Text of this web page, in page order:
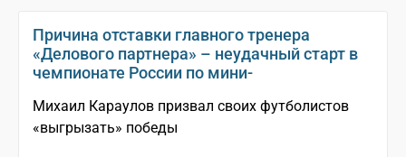
Причина отставки главного тренера
«Делового партнера» – неудачный старт в
чемпионате России по мини-
Михаил Караулов призвал своих футболистов
«выгрызать» победы